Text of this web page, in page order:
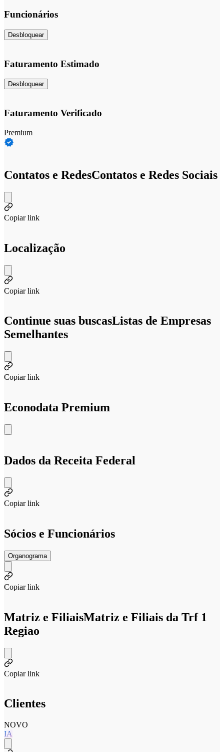
Funcionários
Desbloquear
Faturamento Estimado
Desbloquear
Faturamento Verificado
Premium
Contatos e RedesContatos e Redes Sociais
Copiar link
Localização
Copiar link
Continue suas buscasListas de Empresas
Semelhantes
Copiar link
Econodata Premium
Dados da Receita Federal
Copiar link
Sócios e Funcionários
Organograma
Copiar link
Matriz e FiliaisMatriz e Filiais da Trf 1
Regiao
Copiar link
Clientes
NOVO
IA